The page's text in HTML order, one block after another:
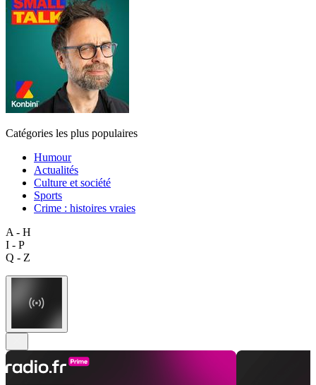
Catégories les plus populaires
Humour
Actualités
Culture et société
Sports
Crime : histoires vraies
A - H
I - P
Q - Z